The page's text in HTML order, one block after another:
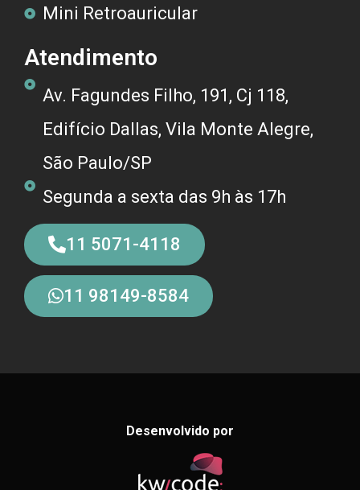
Mini Retroauricular
Atendimento
Av. Fagundes Filho, 191, Cj 118,
Edifício Dallas, Vila Monte Alegre,
São Paulo/SP
Segunda a sexta das 9h às 17h
11 5071-4118
11 98149-8584
Desenvolvido por